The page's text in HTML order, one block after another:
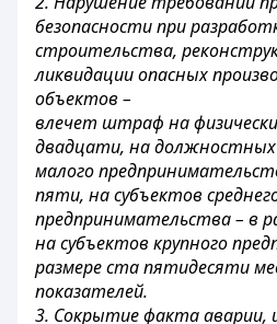
безопасности при
строительства,
ликвидации опасных
объектов –
влечет штраф на
двадцати, на должностных
малого
пяти, на субъектов
предпринимательства – в
на субъектов крупного
размере ста пятидесяти
показателей.
3. Сокрытие факта аварии,